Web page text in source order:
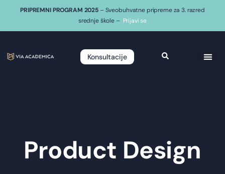
PRIPREMNI PROGRAM 2025 – Sveobuhvatne pripreme za 3. razred
srednje škole – Prijavi se
Konsultacije
Product Design